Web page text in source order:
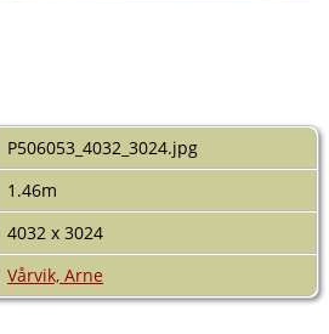
P506053_4032_3024.jpg
1.46m
4032 x 3024
Vårvik, Arne